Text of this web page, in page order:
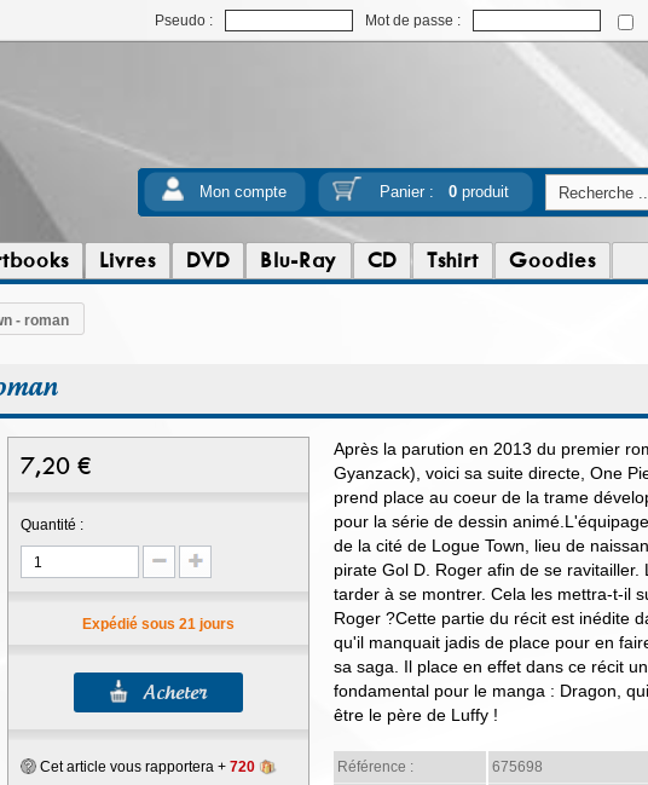
Pseudo : Mot de passe :
Mon compte Panier : 0produit
Livres DVD Blu-Ray CD Tshirt Goodies
- roman
7,20 €
Quantité :
Expédié sous 21 jours
Cet article vous rapportera + 720
Après la parution en 2013 du premier
Gyanzack), voici sa suite directe, One
prend place au coeur de la trame
pour la série de dessin
de la cité de Logue Town, lieu de
pirate Gol D. Roger afin de se
tarder à se montrer. Cela les mettra-t-il
Roger ?Cette partie du récit est inédite
qu'il manquait jadis de place pour en
sa saga. Il place en effet dans ce récit
fondamental pour le manga : Dragon,
être le père de Luffy !
Référence :
675698